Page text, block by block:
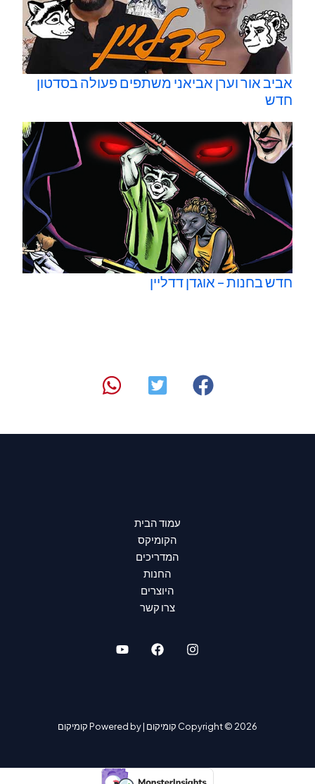
אביב אור וערן אביאני משתפים פעולה בסדטון
חדש
חדש בחנות – אוגדן דדליין
עמוד הבית
הקומיקס
המדריכים
החנות
היוצרים
צרו קשר
Copyright © 2026 קומיקום | Powered by קומיקום